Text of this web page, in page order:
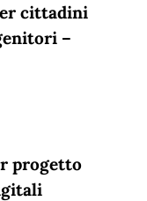
cittadini
–
progetto